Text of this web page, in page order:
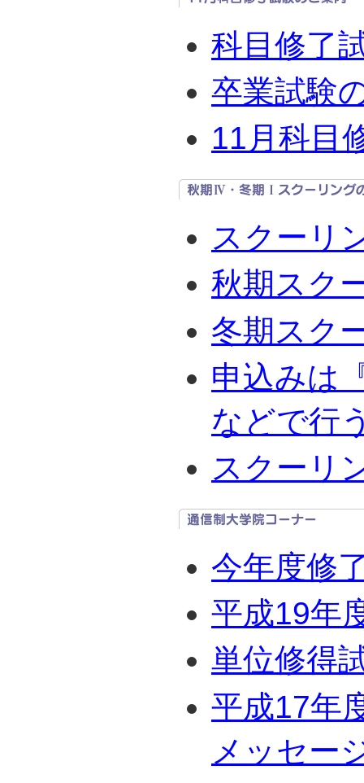
科目修了
卒業試験
11月科目
スクーリ
秋期スク
冬期スク
申込みは
などで行
スクーリ
今年度修
平成19年
単位修得
平成17年
メッセー